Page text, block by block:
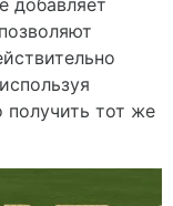
позволяют
используя
получить тот же